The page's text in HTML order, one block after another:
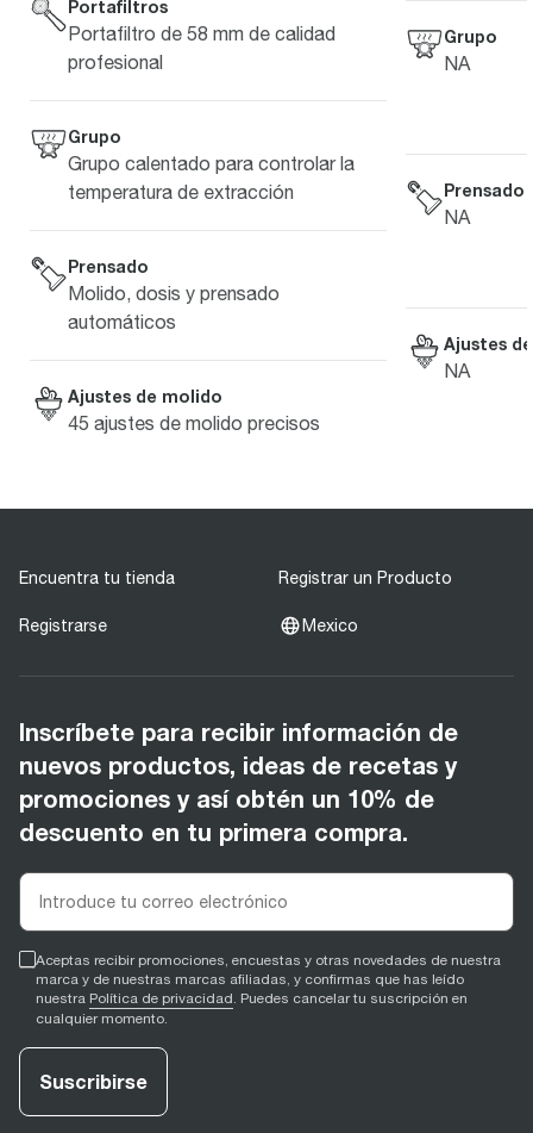
Portafiltros
Portafiltro de 58 mm de calidad
profesional
Grupo
Grupo calentado para controlar la
temperatura de extracción
Prensado
Molido, dosis y prensado
automáticos
Ajustes de molido
45 ajustes de molido precisos
Grupo
NA
Prensado
NA
Ajustes
NA
Encuentra tu tienda Registrar un Producto
Registrarse Mexico
Inscríbete para recibir información de
nuevos productos, ideas de recetas y
promociones y así obtén un 10% de
descuento en tu primera compra.
Aceptas recibir promociones, encuestas y otras novedades de nuestra
marca y de nuestras marcas afiliadas, y confirmas que has leído
nuestra Política de privacidad. Puedes cancelar tu suscripción en
cualquier momento.
Suscribirse